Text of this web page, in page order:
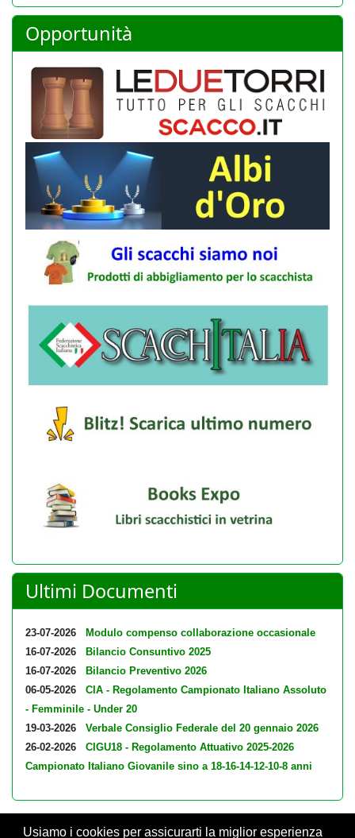
Usiamo i cookies per assicurarti la miglior esperienza
Opportunità
Ultimi Documenti
23-07-2026
Modulo compenso collaborazione occasionale
16-07-2026
Bilancio Consuntivo 2025
16-07-2026
Bilancio Preventivo 2026
06-05-2026
CIA - Regolamento Campionato Italiano Assoluto
- Femminile - Under 20
19-03-2026
Verbale Consiglio Federale del 20 gennaio 2026
26-02-2026
CIGU18 - Regolamento Attuativo 2025-2026
Campionato Italiano Giovanile sino a 18-16-14-12-10-8 anni